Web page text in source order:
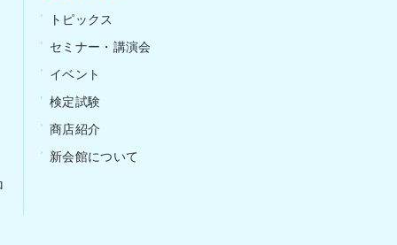
トピックス
セミナー・講演会
イベント
検定試験
商店紹介
新会館について